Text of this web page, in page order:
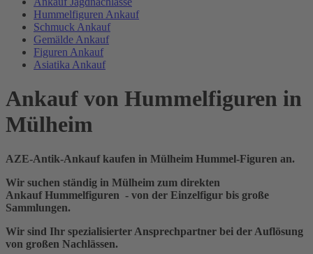
Hummelfiguren Ankauf
Schmuck Ankauf
Gemälde Ankauf
Figuren Ankauf
Asiatika Ankauf
Ankauf von Hummelfiguren in
Mülheim
AZE-Antik-Ankauf kaufen in Mülheim Hummel-Figuren an.
Wir suchen ständig in Mülheim zum direkten
Ankauf Hummelfiguren - von der Einzelfigur bis große
Sammlungen.
Wir sind Ihr spezialisierter Ansprechpartner bei der Auflösung
von großen Nachlässen.